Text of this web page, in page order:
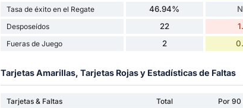
Tasa de éxito en el Regate 46.94%
Desposeídos 22
Fueras de Juego 2
Tarjetas Amarillas, Tarjetas Rojas y Estadísticas de Faltas
Tarjetas & Faltas Total Por 90